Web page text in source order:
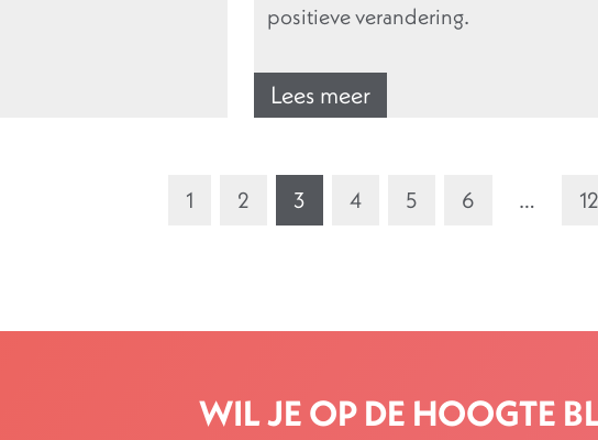
positieve verandering.
Lees meer
1 2 3 4 5 6 … 12
WIL JE OP DE HOOGTE